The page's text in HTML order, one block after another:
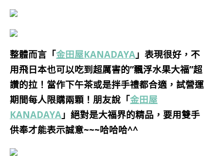
整體而言「金田屋KANADAYA 」表現很好，不
用飛日本也可以吃到超厲害的”飄浮水果大福”超
讚的拉！當作下午茶或是拌手禮都合適，試營運
期間每人限購兩顆！朋友說「金田屋
KANADAYA 」絕對是大福界的精品，要用雙手
供奉才能表示誠意~~~哈哈哈^^